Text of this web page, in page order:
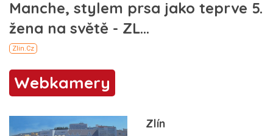
Webkamery
Zlín